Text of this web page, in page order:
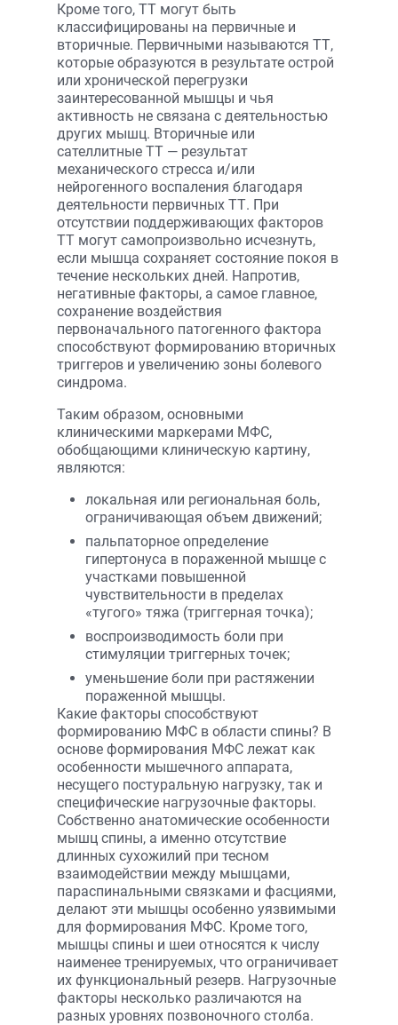
Кроме того, ТТ могут быть
классифицированы на первичные и
вторичные. Первичными называются ТТ,
которые образуются в результате острой
или хронической перегрузки
заинтересованной мышцы и чья
активность не связана с деятельностью
других мышц. Вторичные или
сателлитные ТТ — результат
механического стресса и/или
нейрогенного воспаления благодаря
деятельности первичных ТТ. При
отсутствии поддерживающих факторов
ТТ могут самопроизвольно исчезнуть,
если мышца сохраняет состояние покоя в
течение нескольких дней. Напротив,
негативные факторы, а самое главное,
сохранение воздействия
первоначального патогенного фактора
способствуют формированию вторичных
триггеров и увеличению зоны болевого
синдрома.
Таким образом, основными
клиническими маркерами МФС,
обобщающими клиническую картину,
являются:
локальная или региональная боль,
ограничивающая объем движений;
пальпаторное определение
гипертонуса в пораженной мышце с
участками повышенной
чувствительности в пределах
«тугого» тяжа (триггерная точка);
воспроизводимость боли при
стимуляции триггерных точек;
уменьшение боли при растяжении
пораженной мышцы.
Какие факторы способствуют
формированию МФС в области спины? В
основе формирования МФС лежат как
особенности мышечного аппарата,
несущего постуральную нагрузку, так и
специфические нагрузочные факторы.
Собственно анатомические особенности
мышц спины, а именно отсутствие
длинных сухожилий при тесном
взаимодействии между мышцами,
параспинальными связками и фасциями,
делают эти мышцы особенно уязвимыми
для формирования МФС. Кроме того,
мышцы спины и шеи относятся к числу
наименее тренируемых, что ограничивает
их функциональный резерв. Нагрузочные
факторы несколько различаются на
разных уровнях позвоночного столба.